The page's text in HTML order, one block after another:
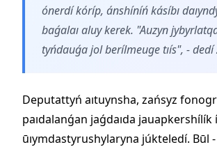
ónerdí kóríp, ánshíníń kásíbı
baǵalaı aluy kerek. "Auzyn
tyńdauǵa jol berílmeuge tıís", - dedí
Deputattyń aıtuynsha, zańsyz
paıdalanǵan jaǵdaıda jauapkershílík
ūıymdastyrushylaryna júkteledí. Būl